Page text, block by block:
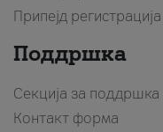
Припејд регистрација
Поддршка
Секција за поддршка
Контакт форма